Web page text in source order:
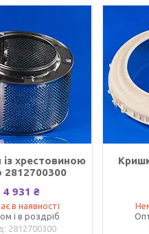
із хрестовиною
2812700300
4 931 ₴
в наявності
і в роздріб
2812700300